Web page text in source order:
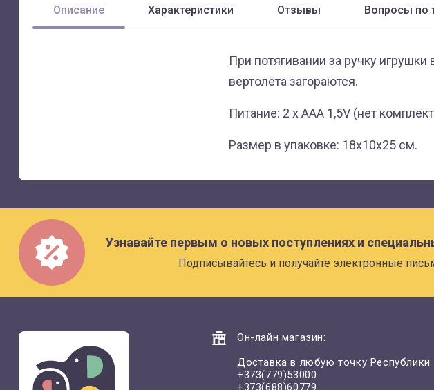
Описание Характеристики Отзывы Вопросы по
При потягивании за ручку
вертолёта загораются.
Питание: 2 х ААА 1,5V (нет
Размер в упаковке: 18х10х25 см.
Узнавайте первым о новых поступлениях и
Подписывайтесь и получайте электронные
Он-лайн магазин:
Доставка в любую точку Республики
+373(779)53000
+373(688)60779